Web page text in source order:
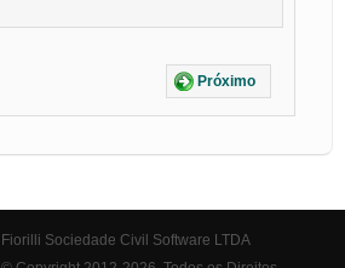
Próximo
Fiorilli Sociedade Civil Software LTDA